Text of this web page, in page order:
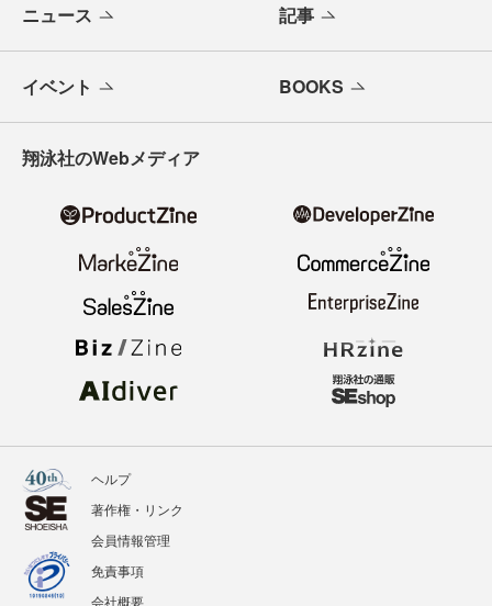
ニュース 記事
イベント BOOKS
翔泳社のWebメディア
ヘルプ
著作権・リンク
会員情報管理
免責事項
会社概要